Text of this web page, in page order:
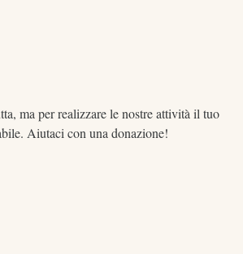
ma per realizzare le nostre attività il tuo
Aiutaci con una donazione!